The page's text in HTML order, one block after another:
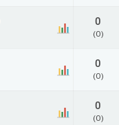
0
(0)
0
(0)
0
(0)